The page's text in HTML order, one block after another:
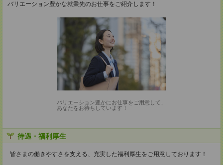
バリエーション豊かな就業先のお仕事をご紹介します！
バリエーション豊かにお仕事をご用意して、
あなたをお待ちしています！
待遇・福利厚生
皆さまの働きやすさを支える、充実した福利厚生をご用意しております！